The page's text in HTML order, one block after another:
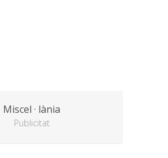
Miscel · lània
Publicitat